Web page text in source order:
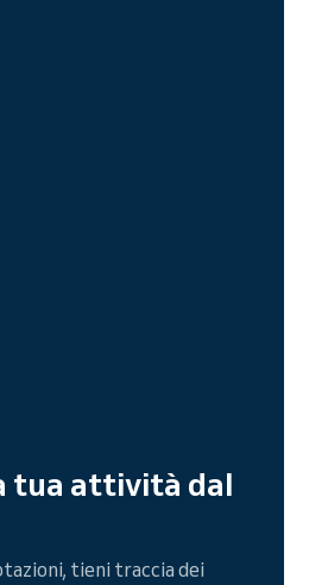
tua attività dal
tieni traccia dei